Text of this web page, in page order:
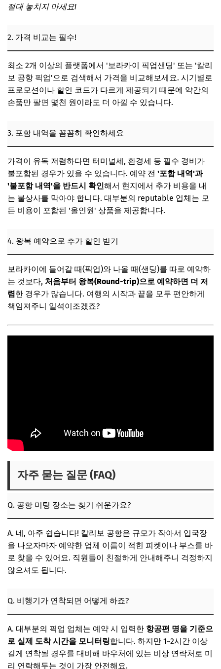
절대 놓치지 마세요!
2. 가격 비교는 필수!
최소 2개 이상의 플랫폼에서 '보라카이 픽업샌딩' 또는 '칼리
보 공항 픽업'으로 검색해서 가격을 비교해보세요. 시기별로
프로모션이나 할인 코드가 다르게 제공되기 때문에 약간의
손품만 팔면 몇천 원이라도 더 아낄 수 있습니다.
3. 포함 내역을 꼼꼼히 확인하세요
가격이 유독 저렴하다면 터미널세, 환경세 등 필수 경비가
불포함된 경우가 있을 수 있습니다. 예약 전 '포함 내역'과
'불포함 내역'을 반드시 확인해서 현지에서 추가 비용을 내
는 불상사를 막아야 합니다. 대부분의 reputable 업체는 모
든 비용이 포함된 '올인원' 상품을 제공합니다.
4. 왕복 예약으로 추가 할인 받기
보라카이에 들어갈 때(픽업)와 나올 때(샌딩)를 따로 예약하
는 것보다, 처음부터 왕복(Round-trip)으로 예약하면 더 저
렴한 경우가 많습니다. 여행의 시작과 끝을 모두 편안하게
책임져주니 일석이조겠죠?
자주 묻는 질문 (FAQ)
Q. 공항 미팅 장소는 찾기 쉬운가요?
A. 네, 아주 쉽습니다! 칼리보 공항은 규모가 작아서 입국장
을 나오자마자 예약한 업체 이름이 적힌 피켓이나 부스를 바
로 찾을 수 있어요. 직원들이 친절하게 안내해주니 걱정하지
않으셔도 됩니다.
Q. 비행기가 연착되면 어떻게 하죠?
A. 대부분의 픽업 업체는 예약 시 입력한 항공편 명을 기준으
로 실제 도착 시간을 모니터링합니다. 하지만 1~2시간 이상
길게 연착될 경우를 대비해 바우처에 있는 비상 연락처로 미
리 연락해두는 것이 가장 안전해요.